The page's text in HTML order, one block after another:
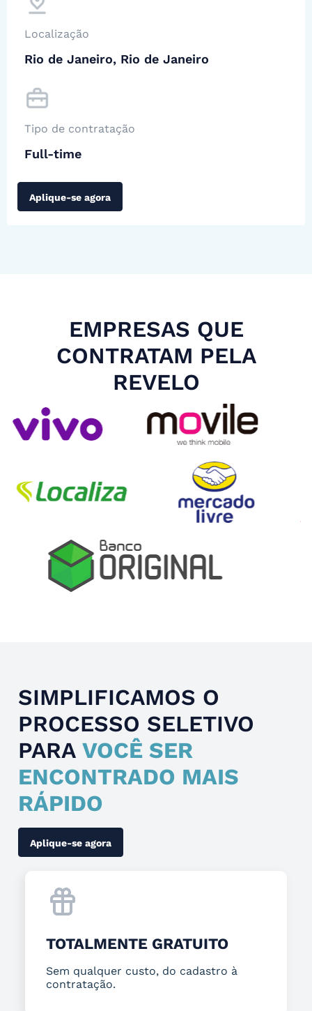
Localização
Rio de Janeiro, Rio de Janeiro
Tipo de contratação
Full-time
Aplique-se agora
EMPRESAS QUE
CONTRATAM PELA
REVELO
SIMPLIFICAMOS O
PROCESSO SELETIVO
PARA VOCÊ SER
ENCONTRADO MAIS
RÁPIDO
Aplique-se agora
TOTALMENTE GRATUITO
Sem qualquer custo, do cadastro à
contratação.